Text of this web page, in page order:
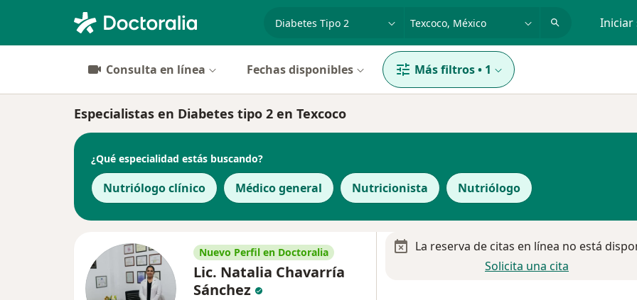
especialidad, enfermedad o nombre
p. ej. Guadalajara Iniciar
Consulta en línea Fechas disponibles Más filtros• 1
Especialistas en Diabetes tipo 2 en Texcoco
¿Qué especialidad estás buscando?
Nutriólogo clínico Médico general Nutricionista Nutriólogo
Nuevo Perfil en Doctoralia
Lic. Natalia Chavarría
Sánchez
La reserva de citas en línea no está
Solicita una cita